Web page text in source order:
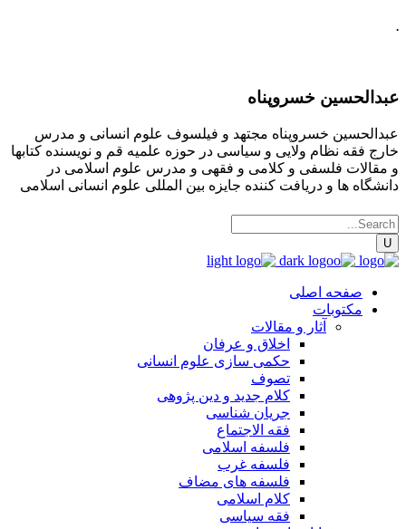
.
عبدالحسین خسروپناه
عبدالحسین خسروپناه مجتهد و فیلسوف علوم انسانی و مدرس
خارج فقه نظام ولایی و سیاسی در حوزه علمیه قم و نویسنده کتابها
و مقالات فلسفی و کلامی و فقهی و مدرس علوم اسلامی در
دانشگاه ها و دریافت کننده جایزه بین المللی علوم انسانی اسلامی
صفحه اصلی
مکتوبات
آثار و مقالات
اخلاق و عرفان
حکمی سازی علوم انسانی
تصوف
کلام جدید و دین پژوهی
جریان شناسی
فقه الاجتماع
فلسفه اسلامی
فلسفه غرب
فلسفه های مضاف
کلام اسلامی
فقه سیاسی